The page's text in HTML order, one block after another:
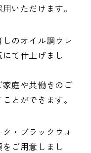
いただけます。
のオイル調ウレ
て仕上げまし
庭や共働きのご
とができます。
・ブラックウォ
ご用意しまし